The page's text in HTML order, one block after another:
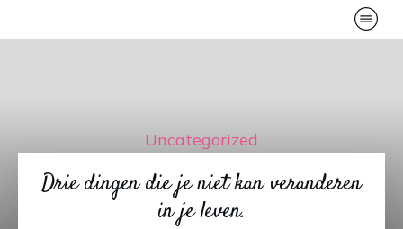
Uncategorized
Drie dingen die je niet kan veranderen
in je leven.